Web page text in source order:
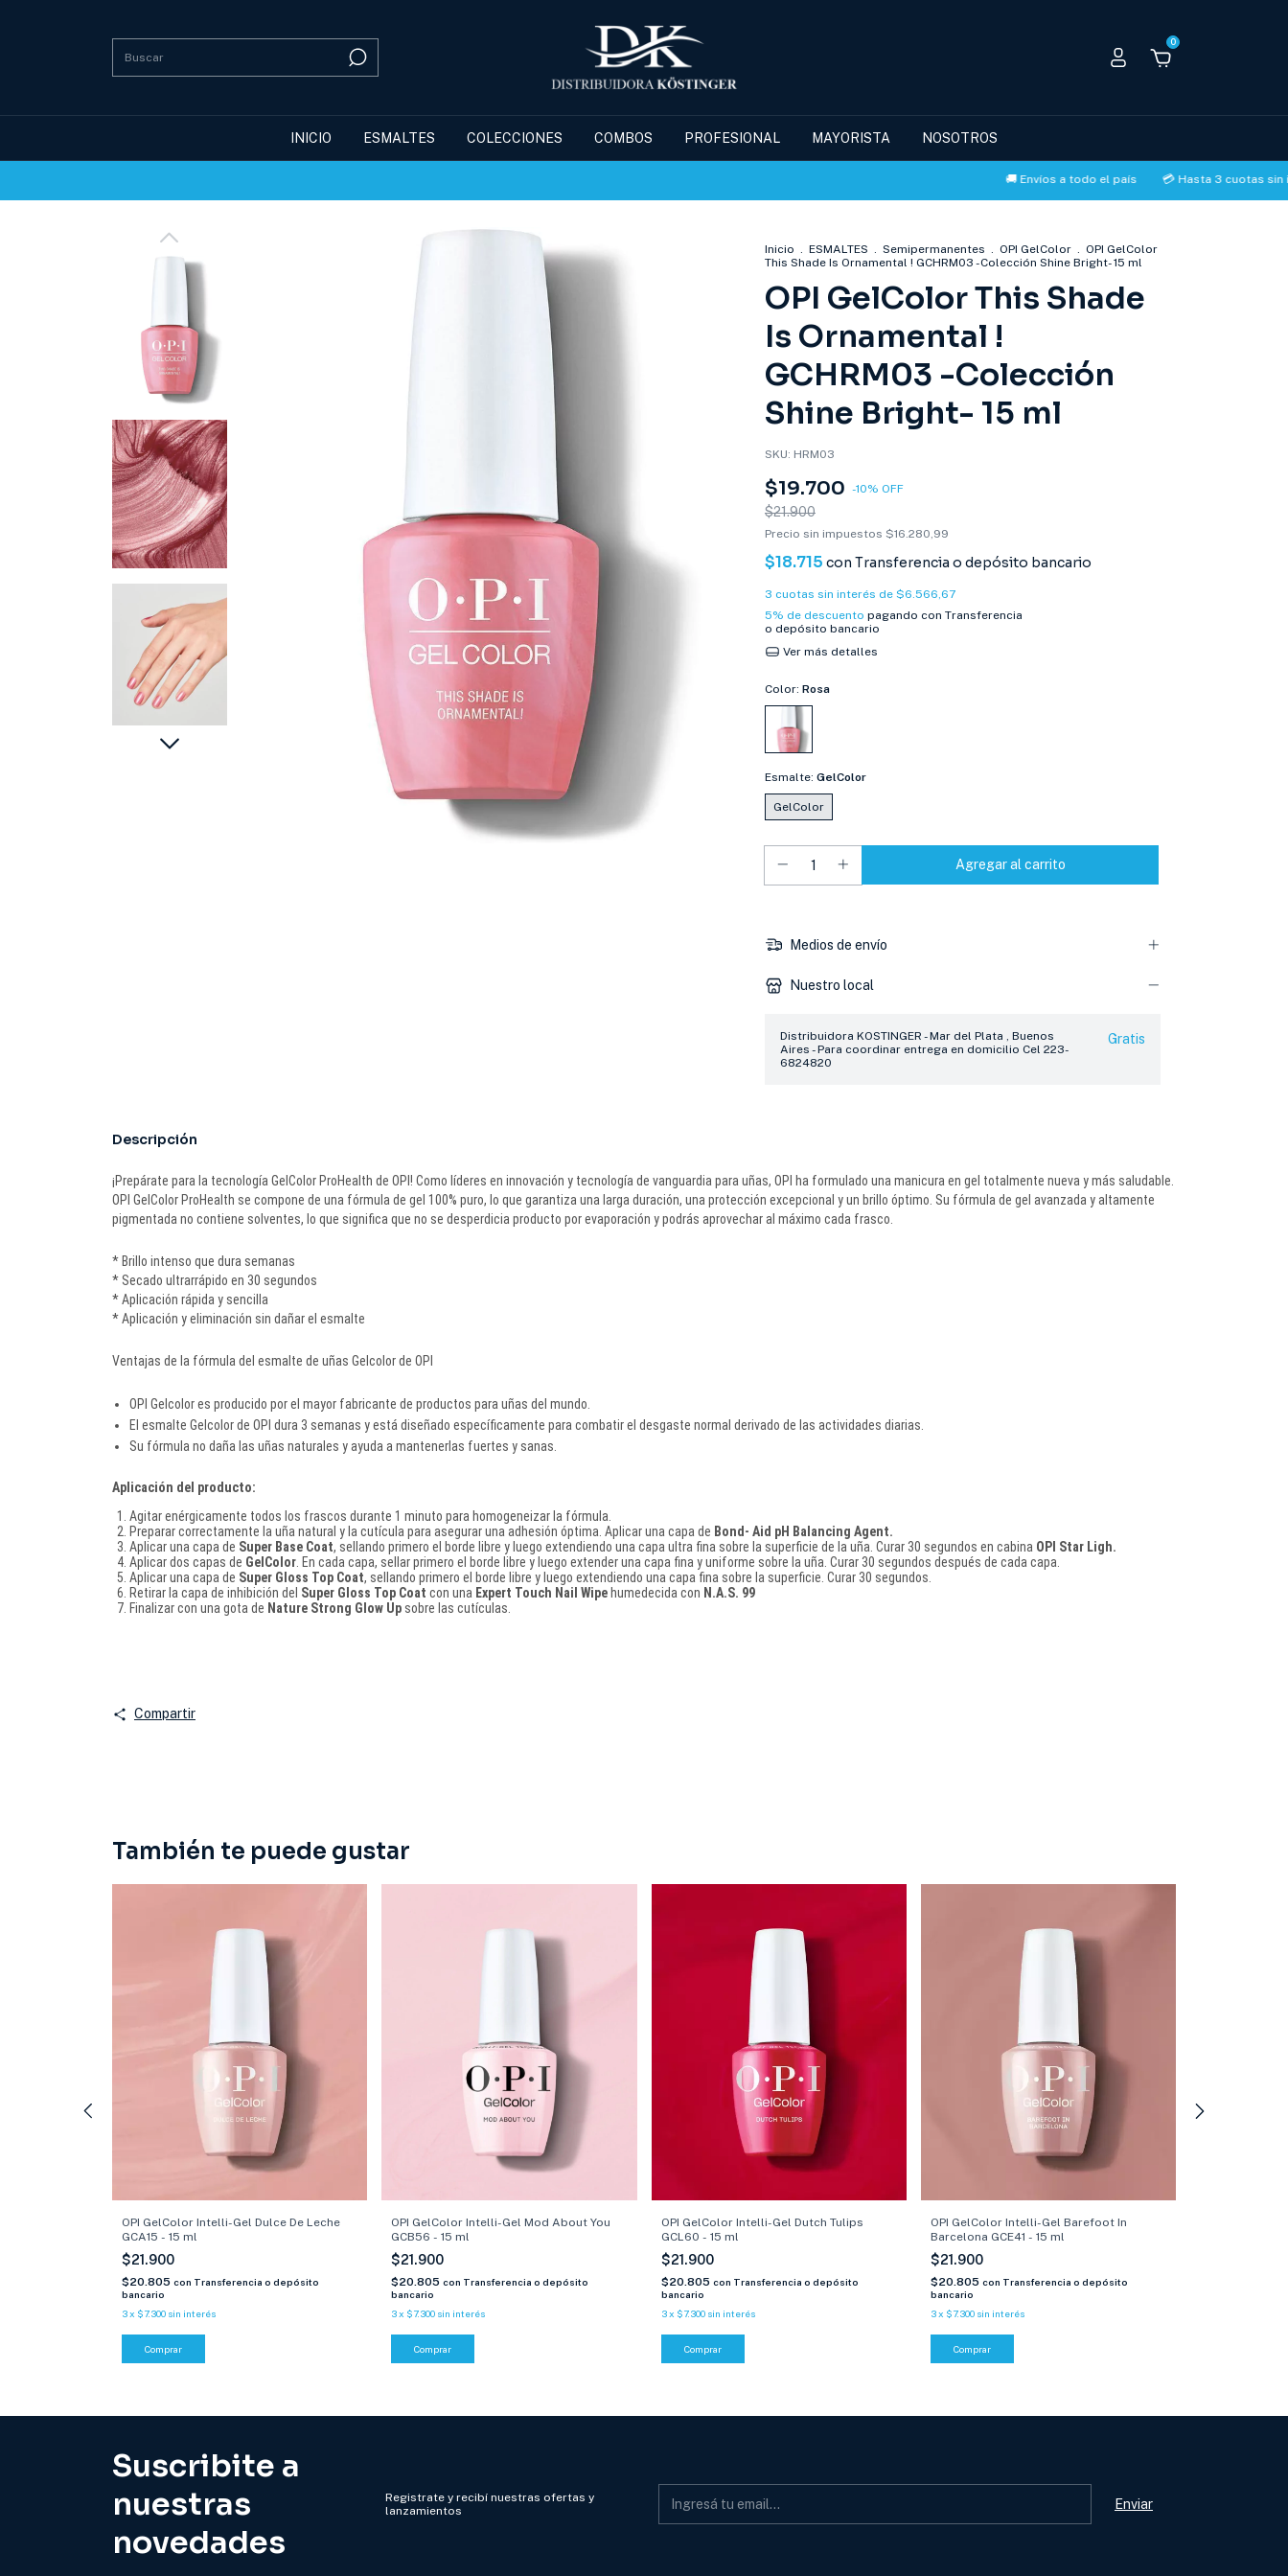
0
INICIO ESMALTES COLECCIONES COMBOS PROFESIONAL MAYORISTA NOSOTROS
🚚 Envíos a todo el país 💳 Hasta 3 cuotas sin interés con
Inicio . ESMALTES . Semipermanentes . OPI GelColor . OPI GelColor
This Shade Is Ornamental ! GCHRM03 -Colección Shine Bright- 15 ml
OPI GelColor This Shade
Is Ornamental !
GCHRM03 -Colección
Shine Bright- 15 ml
SKU: HRM03
$19.700 -10% OFF
$21.900
Precio sin impuestos $16.280,99
$18.715 con Transferencia o depósito bancario
3 cuotas sin interés de $6.566,67
5% de descuento pagando con Transferencia
o depósito bancario
Ver más detalles
Color: Rosa
Esmalte: GelColor
GelColor
Medios de envío
Nuestro local
Distribuidora KOSTINGER - Mar del Plata , Buenos
Aires - Para coordinar entrega en domicilio Cel 223-
6824820
Gratis
Descripción
¡Prepárate para la tecnología GelColor ProHealth de OPI! Como líderes en innovación y tecnología de vanguardia para uñas, OPI ha formulado una manicura en gel totalmente nueva y más saludable.
OPI GelColor ProHealth se compone de una fórmula de gel 100% puro, lo que garantiza una larga duración, una protección excepcional y un brillo óptimo. Su fórmula de gel avanzada y altamente
pigmentada no contiene solventes, lo que significa que no se desperdicia producto por evaporación y podrás aprovechar al máximo cada frasco.
* Brillo intenso que dura semanas
* Secado ultrarrápido en 30 segundos
* Aplicación rápida y sencilla
* Aplicación y eliminación sin dañar el esmalte
Ventajas de la fórmula del esmalte de uñas Gelcolor de OPI
OPI Gelcolor es producido por el mayor fabricante de productos para uñas del mundo.
El esmalte Gelcolor de OPI dura 3 semanas y está diseñado específicamente para combatir el desgaste normal derivado de las actividades diarias.
Su fórmula no daña las uñas naturales y ayuda a mantenerlas fuertes y sanas.
Aplicación del producto:
Agitar enérgicamente todos los frascos durante 1 minuto para homogeneizar la fórmula.
Preparar correctamente la uña natural y la cutícula para asegurar una adhesión óptima. Aplicar una capa de Bond- Aid pH Balancing Agent.
Aplicar una capa de Super Base Coat, sellando primero el borde libre y luego extendiendo una capa ultra fina sobre la superficie de la uña. Curar 30 segundos en cabina OPI Star Ligh.
Aplicar dos capas de GelColor . En cada capa, sellar primero el borde libre y luego extender una capa fina y uniforme sobre la uña. Curar 30 segundos después de cada capa.
Aplicar una capa de Super Gloss Top Coat, sellando primero el borde libre y luego extendiendo una capa fina sobre la superficie. Curar 30 segundos.
Retirar la capa de inhibición del Super Gloss Top Coat con una Expert Touch Nail Wipe humedecida con N.A.S. 99
Finalizar con una gota de Nature Strong Glow Up sobre las cutículas.
Compartir
También te puede gustar
OPI GelColor Intelli-Gel Dulce De Leche
GCA15 - 15 ml
$21.900
$20.805 con Transferencia o depósito
bancario
3x $7.300 sin interés
Comprar
OPI GelColor Intelli-Gel Mod About You
GCB56 - 15 ml
$21.900
$20.805con Transferencia o depósito
bancario
3x $7.300 sin interés
Comprar
OPI GelColor Intelli-Gel Dutch Tulips
GCL60 - 15 ml
$21.900
$20.805 con Transferencia o depósito
bancario
3 x $7.300 sin interés
Comprar
OPI GelColor Intelli-Gel Barefoot In
Barcelona GCE41 - 15 ml
$21.900
$20.805 con Transferencia o depósito
bancario
3x $7.300 sin interés
Comprar
Suscribite a
nuestras
novedades
Registrate y recibí nuestras ofertas y
lanzamientos